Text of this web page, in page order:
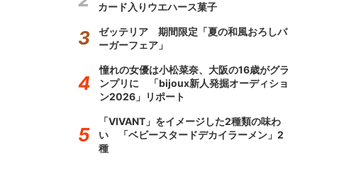
カード入りウエハース菓子
ゼッテリア 期間限定「夏の和風おろしバ
ーガーフェア」
憧れの女優は小松菜奈、大阪の16歳がグラ
ンプリに 「bijoux新人発掘オーディショ
ン2026」リポート
「VIVANT」をイメージした2種類の味わ
い 「ベビースタードデカイラーメン」2
種